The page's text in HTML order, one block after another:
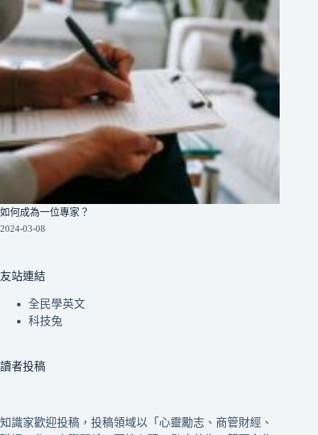
如何成為一位專家？
2024-03-08
友站連結
全民學英文
科技兔
讀者投稿
知識家歡迎投稿，投稿領域以「心靈勵志、商管財經、